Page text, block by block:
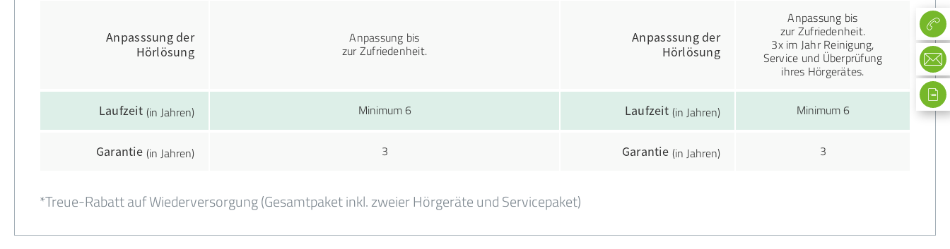
Anpasssung der
Hörlösung
Anpassung bis
zur Zufriedenheit.
Laufzeit (in Jahren) Minimum 6
Garantie (in Jahren) 3
Anpasssung der
Hörlösung
Anpassung bis
zur Zufriedenheit.
3x im Jahr Reinigung,
Service und Überprüfung
ihres Hörgerätes.
Laufzeit (in Jahren) Minimum 6
Garantie (in Jahren) 3
*Treue-Rabatt auf Wiederversorgung (Gesamtpaket inkl. zweier Hörgeräte und Servicepaket)